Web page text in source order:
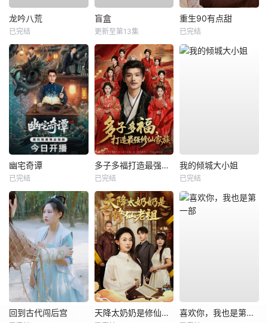
龙吟八荒
已完结
盲盒
更新至第13集
重生90有点甜
已完结
幽宅奇谭
已完结
多子多福打造最强修仙家族
已完结
我的倾城大小姐
已完结
回到古代闯后宫 天降太奶奶是修仙老祖 喜欢你，我也是第一部